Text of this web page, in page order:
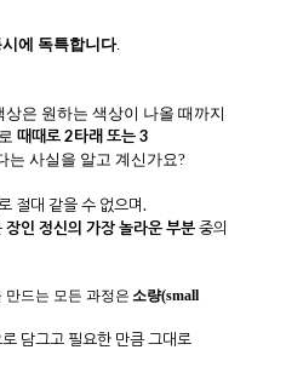
에 독특합니다.
은 원하는 색상이 나올 때까지
때때로 2타래 또는 3
는 사실을 알고 계신가요?
절대 같을 수 없으며.
장인 정신의 가장 놀라운 부분중의
만드는 모든 과정은 소량(small
담그고 필요한 만큼 그대로